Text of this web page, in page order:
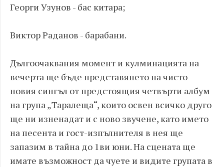
Георги Узунов - бас китара;
Виктор Раданов - барабани.
Дългоочаквания момент и кулминацията на
вечерта ще бъде представянето на чисто
новия сингъл от предстоящия четвърти албум
на група „Таралеща“, които освен всичко друго
ще ни изненадат и с ново звучене, като името
на песента и гост-изпълнителя в нея ще
запазим в тайна до 1ви юни. На сцената ще
имате възможност да чуете и видите групата в